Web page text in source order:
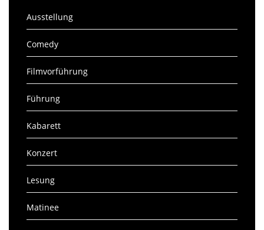
Ausstellung
Comedy
Filmvorführung
Führung
Kabarett
Konzert
Lesung
Matinee